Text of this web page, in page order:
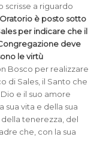
scrisse a riguardo
è posto sotto
per indicare che il
deve
le virtù
Bosco per realizzare
di Sales, il Santo che
e il suo amore
sua vita e della sua
della tenerezza, del
che, con la sua